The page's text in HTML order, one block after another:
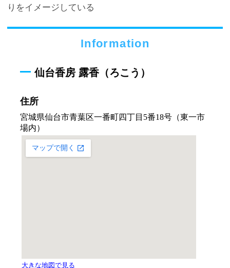
りをイメージしている
Information
仙台香房 露香（ろこう）
住所